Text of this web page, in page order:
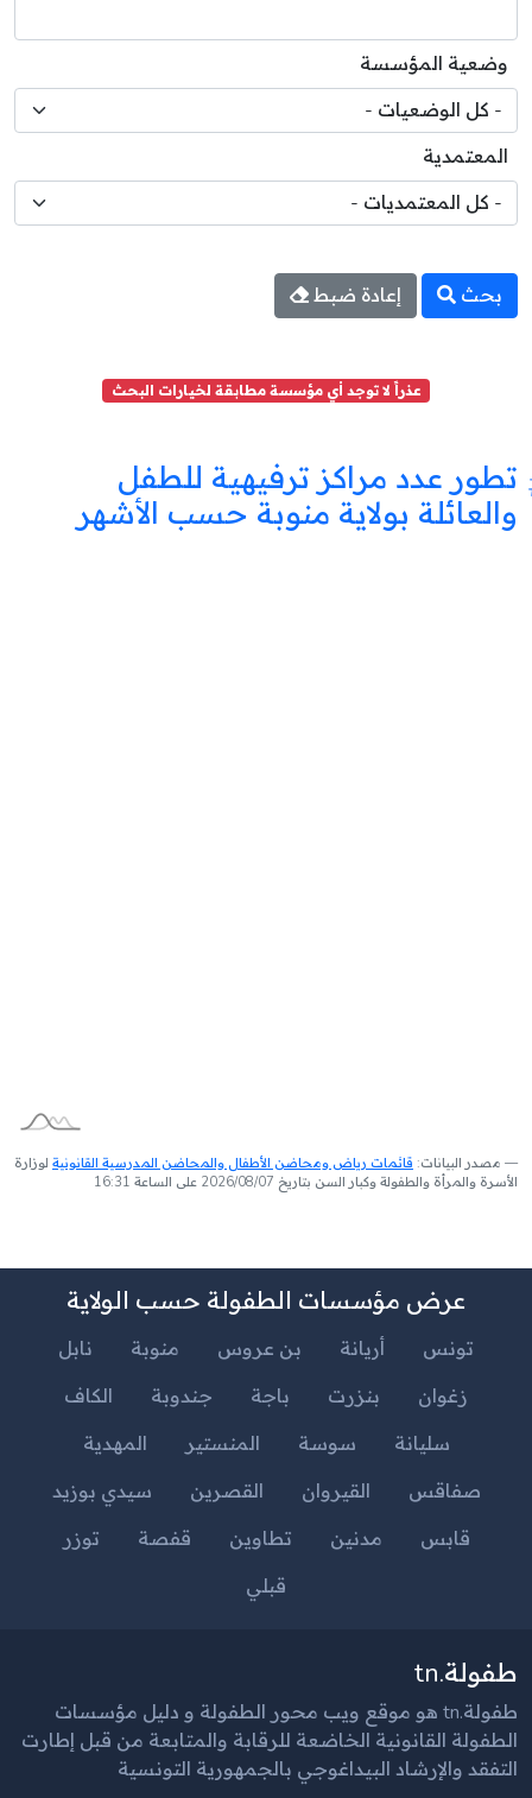
وضعية المؤسسة
المعتمدية
بحث إعادة ضبط
عذراً لا توجد أي مؤسسة مطابقة لخيارات البحث
تطور عدد مراكز ترفيهية للطفل
والعائلة بولاية منوبة حسب الأشهر
مصدر البيانات: قائمات رياض ومحاضن الأطفال والمحاضن المدرسية القانونية لوزارة
الأسرة والمرأة والطفولة وكبار السن بتاريخ 2026/08/07 على الساعة 16:31
عرض مؤسسات الطفولة حسب الولاية
تونس أريانة بن عروس منوبة
نابل
زغوان
بنزرت باجة جندوبة
الكاف
سليانة
سوسة المنستير
المهدية
صفاقس
القيروان القصرين
سيدي بوزيد
قابس
مدنين تطاوين قفصة
توزر
قبلي
طفولة.tn
طفولة.tn هو موقع ويب محور الطفولة و دليل مؤسسات
الطفولة القانونية الخاضعة للرقابة والمتابعة من قبل إطارت
التفقد والإرشاد البيداغوجي بالجمهورية التونسية